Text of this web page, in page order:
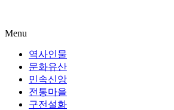
Menu
역사인물
문화유산
민속신앙
전통마을
구전설화